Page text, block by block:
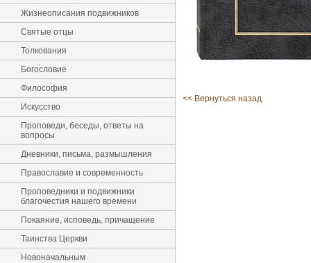
Жизнеописания подвижников
Святые отцы
Толкования
Богословие
Философия
Искусство
Проповеди, беседы, ответы на
вопросы
Дневники, письма, размышления
Православие и современность
Проповедники и подвижники
благочестия нашего времени
Покаяние, исповедь, причащение
Таинства Церкви
Новоначальным
<< Вернуться назад